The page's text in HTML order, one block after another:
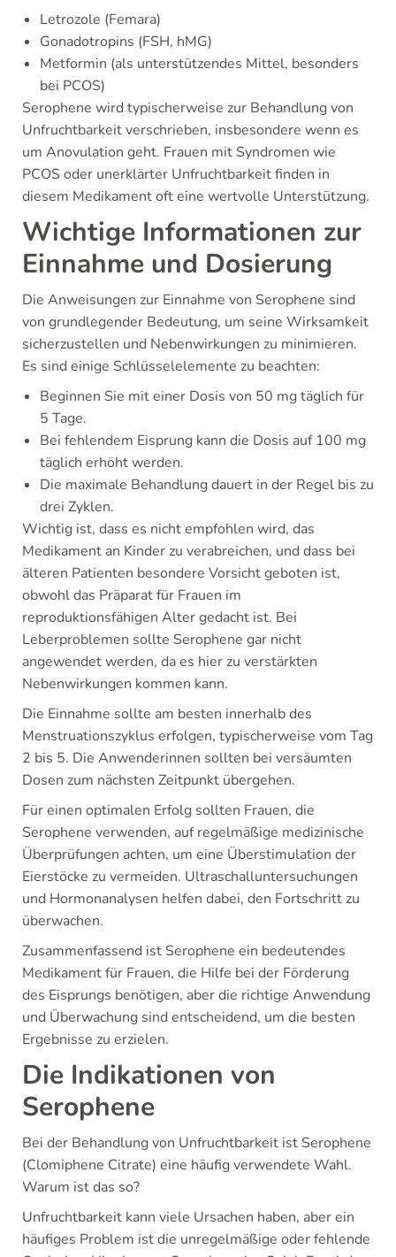
Letrozole (Femara)
Gonadotropins (FSH, hMG)
Metformin (als unterstützendes Mittel, besonders
bei PCOS)
Serophene wird typischerweise zur Behandlung von
Unfruchtbarkeit verschrieben, insbesondere wenn es
um Anovulation geht. Frauen mit Syndromen wie
PCOS oder unerklärter Unfruchtbarkeit finden in
diesem Medikament oft eine wertvolle Unterstützung.
Wichtige Informationen zur
Einnahme und Dosierung
Die Anweisungen zur Einnahme von Serophene sind
von grundlegender Bedeutung, um seine Wirksamkeit
sicherzustellen und Nebenwirkungen zu minimieren.
Es sind einige Schlüsselelemente zu beachten:
Beginnen Sie mit einer Dosis von 50 mg täglich für
5 Tage.
Bei fehlendem Eisprung kann die Dosis auf 100 mg
täglich erhöht werden.
Die maximale Behandlung dauert in der Regel bis zu
drei Zyklen.
Wichtig ist, dass es nicht empfohlen wird, das
Medikament an Kinder zu verabreichen, und dass bei
älteren Patienten besondere Vorsicht geboten ist,
obwohl das Präparat für Frauen im
reproduktionsfähigen Alter gedacht ist. Bei
Leberproblemen sollte Serophene gar nicht
angewendet werden, da es hier zu verstärkten
Nebenwirkungen kommen kann.
Die Einnahme sollte am besten innerhalb des
Menstruationszyklus erfolgen, typischerweise vom Tag
2 bis 5. Die Anwenderinnen sollten bei versäumten
Dosen zum nächsten Zeitpunkt übergehen.
Für einen optimalen Erfolg sollten Frauen, die
Serophene verwenden, auf regelmäßige medizinische
Überprüfungen achten, um eine Überstimulation der
Eierstöcke zu vermeiden. Ultraschalluntersuchungen
und Hormonanalysen helfen dabei, den Fortschritt zu
überwachen.
Zusammenfassend ist Serophene ein bedeutendes
Medikament für Frauen, die Hilfe bei der Förderung
des Eisprungs benötigen, aber die richtige Anwendung
und Überwachung sind entscheidend, um die besten
Ergebnisse zu erzielen.
Die Indikationen von
Serophene
Bei der Behandlung von Unfruchtbarkeit ist Serophene
(Clomiphene Citrate) eine häufig verwendete Wahl.
Warum ist das so?
Unfruchtbarkeit kann viele Ursachen haben, aber ein
häufiges Problem ist die unregelmäßige oder fehlende